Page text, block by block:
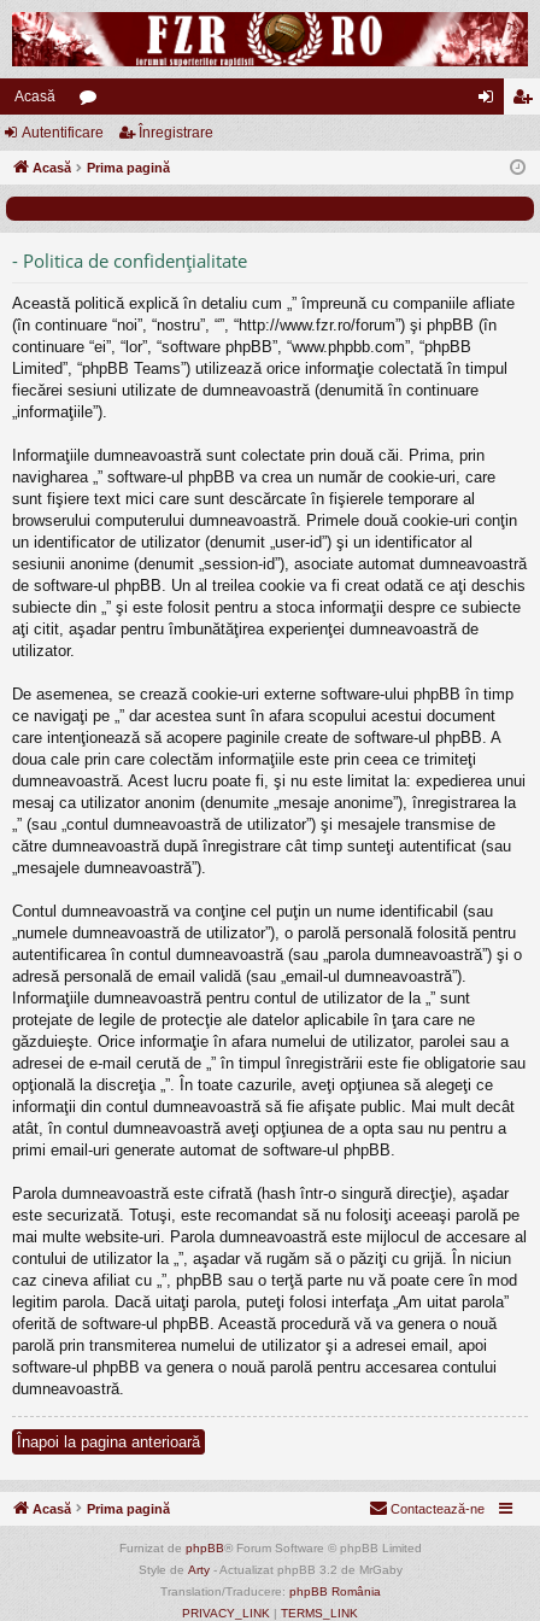
Acasă
or
u eg
Autentificare Înregistrare
Acasă Prima pagină
- Politica de confidenţialitate
Această politică explică în detaliu cum „” împreună cu companiile afliate
(în continuare “noi”, “nostru”, “”, “http://www.fzr.ro/forum”) şi phpBB (în
continuare “ei”, “lor”, “software phpBB”, “www.phpbb.com”, “phpBB
Limited”, “phpBB Teams”) utilizează orice informaţie colectată în timpul
fiecărei sesiuni utilizate de dumneavoastră (denumită în continuare
„informaţiile”).
Informaţiile dumneavoastră sunt colectate prin două căi. Prima, prin
navigharea „” software-ul phpBB va crea un număr de cookie-uri, care
sunt fişiere text mici care sunt descărcate în fişierele temporare al
browserului computerului dumneavoastră. Primele două cookie-uri conţin
un identificator de utilizator (denumit „user-id”) şi un identificator al
sesiunii anonime (denumit „session-id”), asociate automat dumneavoastră
de software-ul phpBB. Un al treilea cookie va fi creat odată ce aţi deschis
subiecte din „” şi este folosit pentru a stoca informaţii despre ce subiecte
aţi citit, aşadar pentru îmbunătăţirea experienţei dumneavoastră de
utilizator.
De asemenea, se crează cookie-uri externe software-ului phpBB în timp
ce navigaţi pe „” dar acestea sunt în afara scopului acestui document
care intenţionează să acopere paginile create de software-ul phpBB. A
doua cale prin care colectăm informaţiile este prin ceea ce trimiteţi
dumneavoastră. Acest lucru poate fi, şi nu este limitat la: expedierea unui
mesaj ca utilizator anonim (denumite „mesaje anonime”), înregistrarea la
„” (sau „contul dumneavoastră de utilizator”) şi mesajele transmise de
către dumneavoastră după înregistrare cât timp sunteţi autentificat (sau
„mesajele dumneavoastră”).
Contul dumneavoastră va conţine cel puţin un nume identificabil (sau
„numele dumneavoastră de utilizator”), o parolă personală folosită pentru
autentificarea în contul dumneavoastră (sau „parola dumneavoastră”) şi o
adresă personală de email validă (sau „email-ul dumneavoastră”).
Informaţiile dumneavoastră pentru contul de utilizator de la „” sunt
protejate de legile de protecţie ale datelor aplicabile în ţara care ne
găzduieşte. Orice informaţie în afara numelui de utilizator, parolei sau a
adresei de e-mail cerută de „” în timpul înregistrării este fie obligatorie sau
opţională la discreţia „”. În toate cazurile, aveţi opţiunea să alegeţi ce
informaţii din contul dumneavoastră să fie afişate public. Mai mult decât
atât, în contul dumneavoastră aveţi opţiunea de a opta sau nu pentru a
primi email-uri generate automat de software-ul phpBB.
Parola dumneavoastră este cifrată (hash într-o singură direcţie), aşadar
este securizată. Totuşi, este recomandat să nu folosiţi aceeaşi parolă pe
mai multe website-uri. Parola dumneavoastră este mijlocul de accesare al
contului de utilizator la „”, aşadar vă rugăm să o păziţi cu grijă. În niciun
caz cineva afiliat cu „”, phpBB sau o terţă parte nu vă poate cere în mod
legitim parola. Dacă uitaţi parola, puteţi folosi interfaţa „Am uitat parola”
oferită de software-ul phpBB. Această procedură vă va genera o nouă
parolă prin transmiterea numelui de utilizator şi a adresei email, apoi
software-ul phpBB va genera o nouă parolă pentru accesarea contului
dumneavoastră.
Înapoi la pagina anterioară
Acasă Prima pagină Contactează-ne
Furnizat de phpBB® Forum Software © phpBB Limited
Style de Arty- Actualizat phpBB 3.2 de MrGaby
Translation/Traducere: phpBB România
PRIVACY_LINK | TERMS_LINK